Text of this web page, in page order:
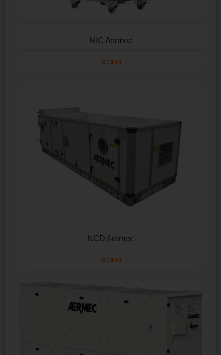
MIC Aermec
SCOPRI
NCD Aermec
SCOPRI